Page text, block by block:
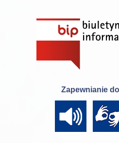
Zapewnianie